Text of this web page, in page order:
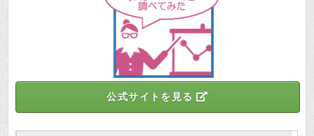
公式サイトを見る